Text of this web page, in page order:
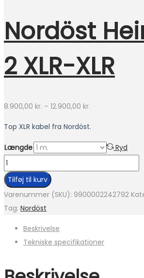
Nordöst
2 XLR-XLR
8.900,00 kr. – 12.900,00 kr.
12.900,00 kr.
Top XLR kabel fra Nordöst.
Længde
Ryd
Nordöst
Heimdall
2
XLR
antal
Tilføj til kurv
Varenummer (SKU): 9900002242792
Tag: Nordöst
Beskrivelse
Tekniske specifikationer